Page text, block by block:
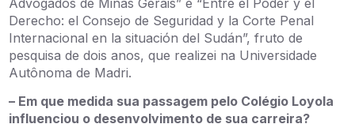
Derecho: el Consejo de Seguridad y la Corte Penal
Internacional en la situación del Sudán”, fruto de
pesquisa de dois anos, que realizei na Universidade
Autônoma de Madri.
– Em que medida sua passagem pelo Colégio Loyola
influenciou o desenvolvimento de sua carreira?